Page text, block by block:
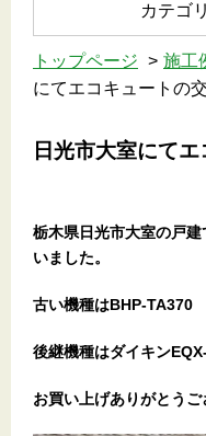
カテゴ
トップページ 施工
にてエコキュートの
日光市大室にて
栃木県日光市大室の戸建
いました。
古い機種はBHP-TA370
後継機種はダイキン
お買い上げありがとうご